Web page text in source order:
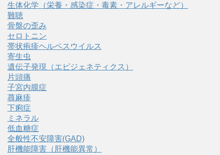
生体化学（栄養・感染症・毒素・アレルギーなど）
難聴
骨盤の歪み
セロトニン
帯状疱疹ヘルペスウイルス
寄生虫
遺伝子発現（エピジェネティクス）
片頭痛
子宮内膜症
蕁麻疹
下痢症
ミネラル
低血糖症
全般性不安障害(GAD)
肝機能障害（肝機能異常）